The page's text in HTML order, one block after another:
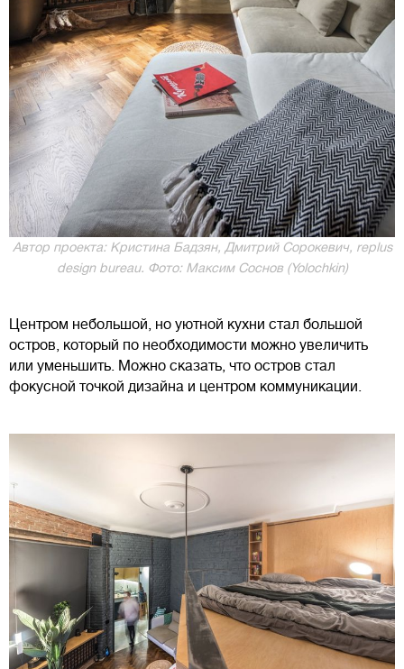
Автор проекта: Кристина Бадзян, Дмитрий Сорокевич, rеplus
design bureau. Фото: Максим Соснов (Yolochkin)
Центром небольшой, но уютной кухни стал большой
остров, который по необходимости можно увеличить
или уменьшить. Можно сказать, что остров стал
фокусной точкой дизайна и центром коммуникации.